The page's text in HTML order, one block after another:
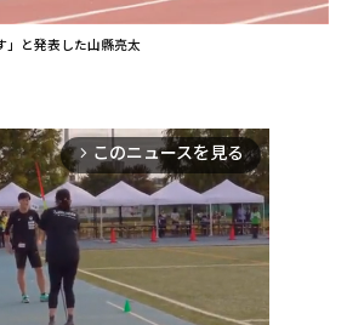
」と発表した山縣亮太
arrow_forward_ios このニュースを見る